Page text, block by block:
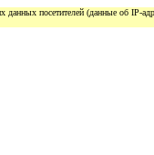
данных посетителей (данные об IP-